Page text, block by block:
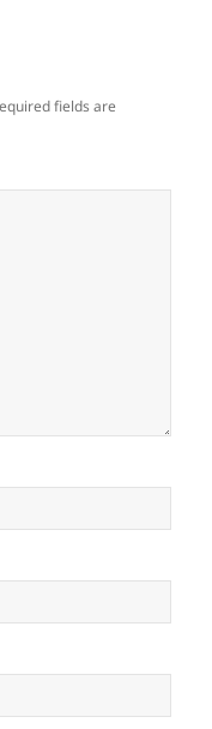
fields are